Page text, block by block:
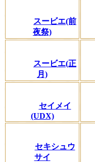
スービエ(前
夜祭)
スービエ(正
月)
セイメイ
(UDX)
セキシュウ
サイ